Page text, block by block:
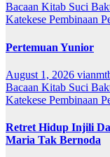
Bacaan Kitab Suci
Katekese Pembinaan
Pertemuan Yunior
August 1, 2026
Bacaan Kitab Suci
Katekese Pembinaan
Retret Hidup Injili
Maria Tak Bernoda